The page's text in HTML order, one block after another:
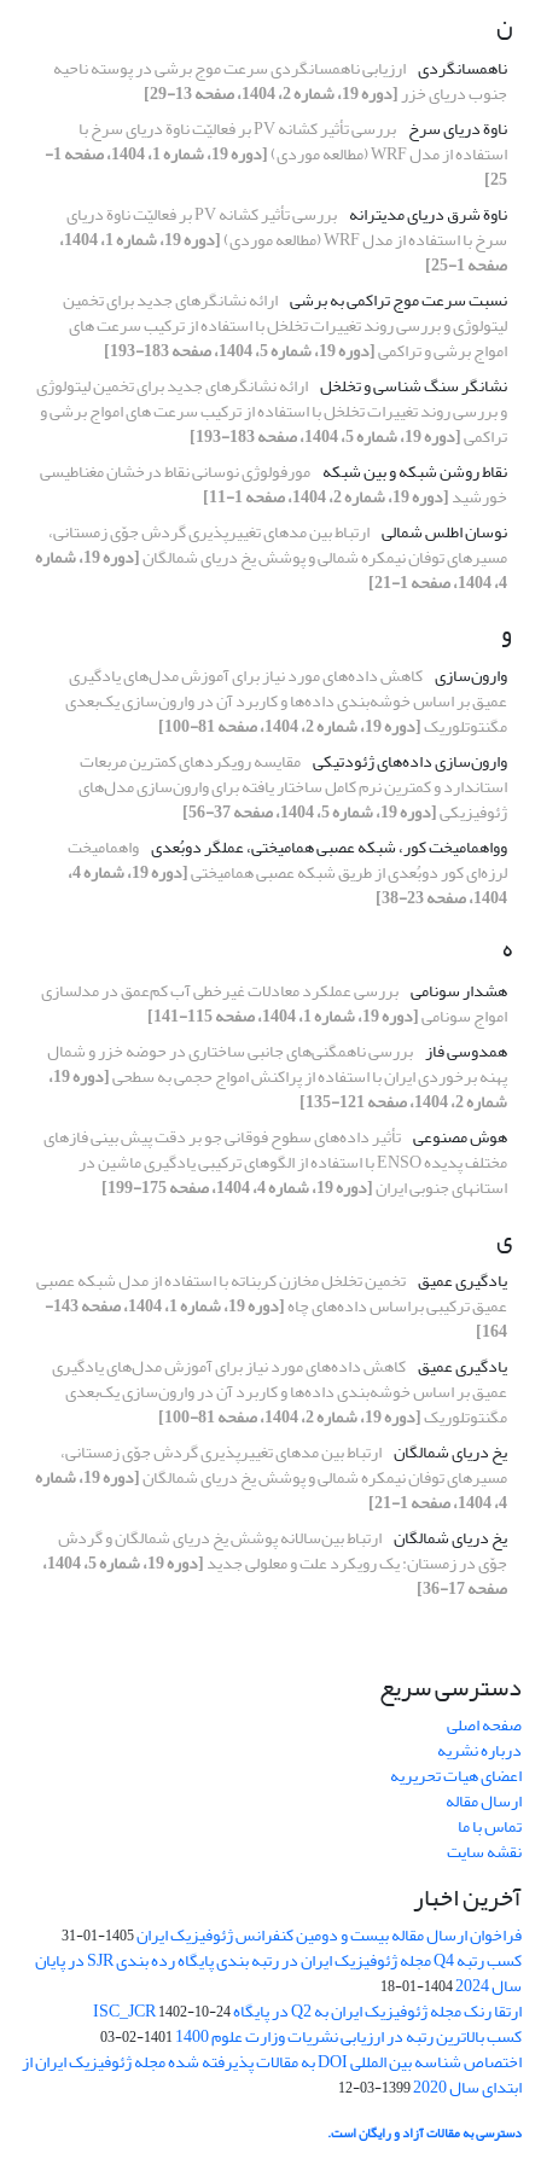
ن
ناهمسانگردی ارزیابی ناهمسانگردی سرعت موج برشی در پوسته ناحیه
جنوب دریای خزر[دوره 19، شماره 2، 1404، صفحه 13-29]
ناوة دریای سرخ
بررسی تأثیر کشانه PV بر فعالیّت ناوة دریای سرخ با
استفاده از مدل WRF (مطالعه موردی) [دوره 19، شماره 1، 1404، صفحه 1-
25]
ناوة شرق دریای مدیترانه
بررسی تأثیر کشانه PV بر فعالیّت ناوة دریای
سرخ با استفاده از مدل WRF (مطالعه موردی) [دوره 19، شماره 1، 1404،
صفحه 1-25]
نسبت سرعت موج تراکمی به برشی ارائه نشانگرهای جدید برای تخمین
لیتولوژی و بررسی روند تغییرات تخلخل با استفاده از ترکیب سرعت های
امواج برشی و تراکمی[دوره 19، شماره 5، 1404، صفحه 183-193]
نشانگر سنگ شناسی و تخلخل ارائه نشانگرهای جدید برای تخمین لیتولوژی
و بررسی روند تغییرات تخلخل با استفاده از ترکیب سرعت های امواج برشی و
تراکمی[دوره 19، شماره 5، 1404، صفحه 183-193]
نقاط روشن شبکه و بین شبکه مورفولوژی نوسانی نقاط درخشان مغناطیسی
خورشید[دوره 19، شماره 2، 1404، صفحه 1-11]
نوسان اطلس شمالی ارتباط بین مدهای تغییرپذیری گردش جوّی زمستانی،
مسیرهای توفان نیمکره شمالی و پوشش یخ دریای شمالگان [دوره 19، شماره
4، 1404، صفحه 1-21]
و
وارون‌سازی کاهش داده‌های مورد نیاز برای آموزش مدل‌های یادگیری
عمیق بر اساس خوشه‌بندی داده‌ها و کاربرد آن در وارون‌سازی یک‌بعدی
مگنتوتلوریک[دوره 19، شماره 2، 1404، صفحه 81-100]
وارون‌سازی داده‌های ژئودتیکی مقایسه رویکردهای کمترین مربعات
استاندارد و کمترین نرم کامل ساختار یافته برای وارون‌سازی مدل‌های
ژئوفیزیکی[دوره 19، شماره 5، 1404، صفحه 37-56]
وواهمامیخت کور، شبکه عصبی همامیختی، عملگر دوبُعدی واهمامیخت
لرزه‌ای کور دوبُعدی از طریق شبکه عصبی همامیختی [دوره 19، شماره 4،
1404، صفحه 23-38]
ه
هشدار سونامی بررسی عملکرد معادلات غیرخطی آب کم‌عمق در مدلسازی
امواج سونامی[دوره 19، شماره 1، 1404، صفحه 115-141]
همدوسی فاز بررسی ناهمگنی‌های جانبی ساختاری در حوضه‌ خزر و شمال
پهنه برخوردی ایران با استفاده از پراکنش امواج حجمی به سطحی [دوره 19،
شماره 2، 1404، صفحه 121-135]
هوش مصنوعی تأثیر داده‌های سطوح فوقانی جو بر دقت پیش بینی فازهای
مختلف پدیده ENSO با استفاده از الگو‌های ترکیبی یادگیری ماشین در
استانهای جنوبی ایران[دوره 19، شماره 4، 1404، صفحه 175-199]
ی
یادگیری عمیق تخمین تخلخل مخازن کربناته با استفاده از مدل شبکه عصبی
عمیق ترکیبی بر‌اساس داده‌های چاه [دوره 19، شماره 1، 1404، صفحه 143-
164]
یادگیری عمیق کاهش داده‌های مورد نیاز برای آموزش مدل‌های یادگیری
عمیق بر اساس خوشه‌بندی داده‌ها و کاربرد آن در وارون‌سازی یک‌بعدی
مگنتوتلوریک[دوره 19، شماره 2، 1404، صفحه 81-100]
یخ دریای شمالگان ارتباط بین مدهای تغییرپذیری گردش جوّی زمستانی،
مسیرهای توفان نیمکره شمالی و پوشش یخ دریای شمالگان [دوره 19، شماره
4، 1404، صفحه 1-21]
یخ دریای شمالگان ارتباط بین‌سالانه پوشش یخ دریای شمالگان و گردش
جوّی در زمستان: یک رویکرد علت و معلولی جدید [دوره 19، شماره 5، 1404،
صفحه 17-36]
دسترسی سریع
صفحه اصلی
درباره نشریه
اعضای هیات تحریریه
ارسال مقاله
تماس با ما
نقشه سایت
آخرین اخبار
فراخوان ارسال مقاله بیست و دومین کنفرانس ژئوفیزیک ایران1405-01-31
کسب رتبه Q4 مجله ژئوفیزیک ایران در رتبه بندی پایگاه رده بندی SJR در پایان
سال 2024 1404-01-18
ارتقا رنک مجله ژئوفیزیک ایران به Q2 در پایگاه ISC_JCR 1402-10-24
کسب بالاترین رتبه در ارزیابی نشریات وزارت علوم 1400 1401-02-03
اختصاص شناسه بین المللی DOI به مقالات پذیرفته شده مجله ژئوفیزیک ایران از
ابتدای سال 2020 1399-03-12
دسترسی به مقالات آزاد و رایگان است.